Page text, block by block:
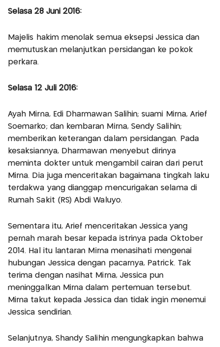
Selasa 28 Juni 2016:
Majelis hakim menolak semua eksepsi Jessica dan
memutuskan melanjutkan persidangan ke pokok
perkara.
Selasa 12 Juli 2016:
Ayah Mirna, Edi Dharmawan Salihin; suami Mirna, Arief
Soemarko; dan kembaran Mirna, Sendy Salihin;
memberikan keterangan dalam persidangan. Pada
kesaksiannya, Dharmawan menyebut dirinya
meminta dokter untuk mengambil cairan dari perut
Mirna. Dia juga menceritakan bagaimana tingkah laku
terdakwa yang dianggap mencurigakan selama di
Rumah Sakit (RS) Abdi Waluyo.
Sementara itu, Arief menceritakan Jessica yang
pernah marah besar kepada istrinya pada Oktober
2014. Hal itu lantaran Mirna menasihati mengenai
hubungan Jessica dengan pacarnya, Patrick. Tak
terima dengan nasihat Mirna, Jessica pun
meninggalkan Mirna dalam pertemuan tersebut.
Mirna takut kepada Jessica dan tidak ingin menemui
Jessica sendirian.
Selanjutnya, Shandy Salihin mengungkapkan bahwa